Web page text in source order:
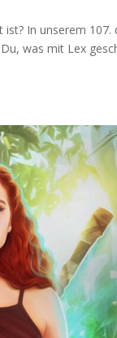
In unserem
Du, was mit Lex